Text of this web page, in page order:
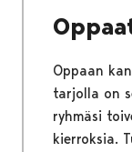
Oppaan
tarjolla on
ryhmäsi
kierroksia.